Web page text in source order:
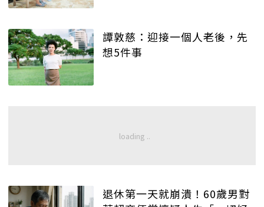
譚敦慈：迎接一個人老後，先
想5件事
退休第一天就崩潰！60歲男對